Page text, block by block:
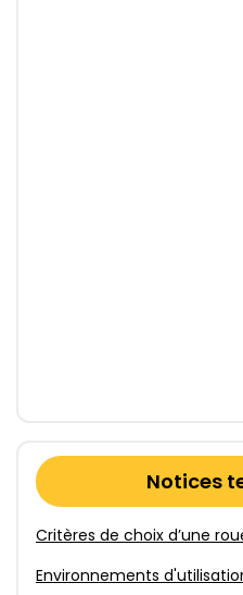
Notices
Critères de choix d’une
Environnements